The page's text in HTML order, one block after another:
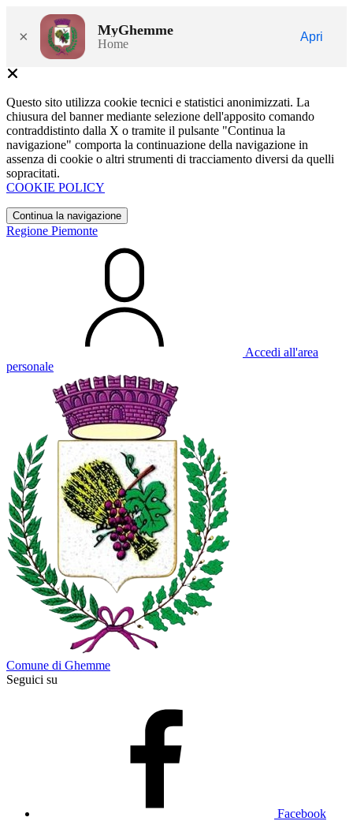
× MyGhemme
Home
Apri
Questo sito utilizza cookie tecnici e statistici anonimizzati. La
chiusura del banner mediante selezione dell'apposito comando
contraddistinto dalla X o tramite il pulsante "Continua la
navigazione" comporta la continuazione della navigazione in
assenza di cookie o altri strumenti di tracciamento diversi da quelli
sopracitati.
COOKIE POLICY
Continua la navigazione
Regione Piemonte
Accedi all'area
personale
Comune di Ghemme
Seguici su
Facebook